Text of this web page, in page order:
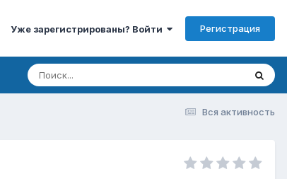
Уже зарегистрированы? Войти Регистрация
Вся активность